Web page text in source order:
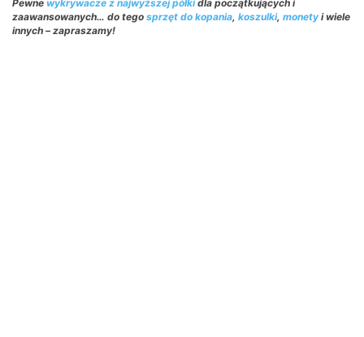
Pewne wykrywacze z najwyższej półkidla początkujących i
zaawansowanych… do tego sprzęt do kopania, koszulki, monety i wiele
innych – zapraszamy!